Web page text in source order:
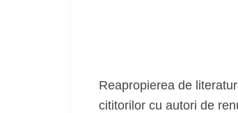
Reapropierea de
cititorilor cu autori de